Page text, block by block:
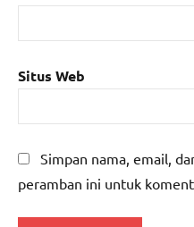
Situs Web
Simpan nama, email,
peramban ini untuk